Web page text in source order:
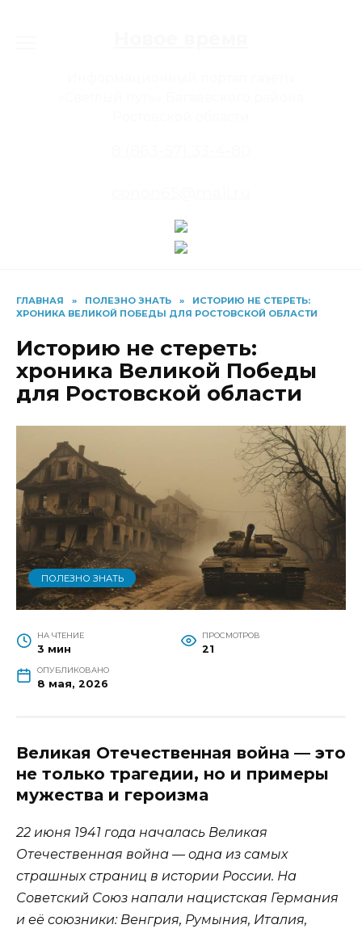
ГЛАВНАЯ » ПОЛЕЗНО ЗНАТЬ »
ИСТОРИЮ НЕ СТЕРЕТЬ:
ХРОНИКА ВЕЛИКОЙ ПОБЕДЫ ДЛЯ РОСТОВСКОЙ ОБЛАСТИ
Историю не стереть:
хроника Великой Победы
для Ростовской области
ПОЛЕЗНО ЗНАТЬ
НА ЧТЕНИЕ
3 мин
ПРОСМОТРОВ
21
ОПУБЛИКОВАНО
8 мая, 2026
Великая Отечественная война — это
не только трагедии, но и примеры
мужества и героизма
22 июня 1941 года началась Великая
Отечественная война — одна из самых
страшных страниц в истории России. На
Советский Союз напали нацистская Германия
и её союзники: Венгрия, Румыния, Италия,